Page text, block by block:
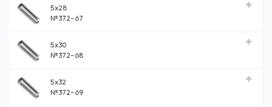
5x28
№372-67
5x30
№372-68
5x32
№372-69